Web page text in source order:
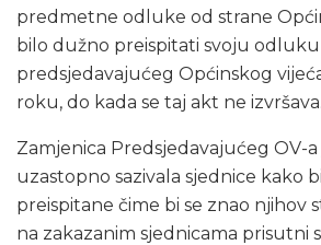
predmetne odluke od strane
bilo dužno preispitati svoju
predsjedavajućeg Općinskog
roku, do kada se taj akt ne izvršava.
Zamjenica Predsjedavajućeg OV-
uzastopno sazivala sjednice kako
preispitane čime bi se znao njihov
na zakazanim sjednicama prisutni